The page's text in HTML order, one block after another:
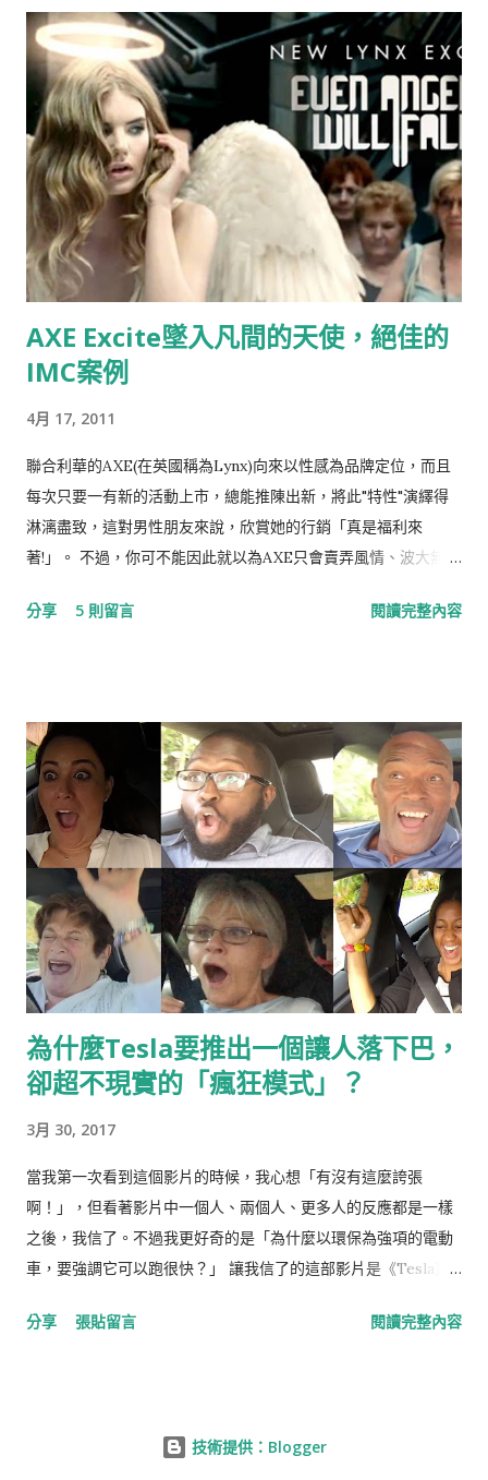
子時有所聞，但想不到走到21世紀的今天，台灣還存有如此明目
張膽，不尊重創意，毫不掩飾的整碗捧去的公司，這已經不是
“偷”，而是“搶劫”！ ▲ 資料來源：Now News 記者：彭夢竺 。
標題：世界最小咖啡館在電梯裡
AXE Excite墜入凡間的天使，絕佳的
IMC案例
4月 17, 2011
聯合利華的AXE(在英國稱為Lynx)向來以性感為品牌定位，而且
每次只要一有新的活動上市，總能推陳出新，將此"特性"演繹得
淋漓盡致，這對男性朋友來說，欣賞她的行銷「真是福利來
著!」。 不過，你可不能因此就以為AXE只會賣弄風情、波大無
力一流，更可堪稱業界翹楚，就讓我們一起看下去。
分享 5 則留言 閱讀完整內容
為什麼Tesla要推出一個讓人落下巴，
卻超不現實的「瘋狂模式」？
3月 30, 2017
當我第一次看到這個影片的時候，我心想「有沒有這麼誇張
啊！」，但看著影片中一個人、兩個人、更多人的反應都是一樣
之後，我信了。不過我更好奇的是「為什麼以環保為強項的電動
車，要強調它可以跑很快？」 讓我信了的這部影片是《Tesla》
Insane Mode」的側拍試乘影片，這個如它名字所言的模式，可
看看有沒有反應比較“平靜”的，結果找到了這部由Tesla創辦人
分享 張貼留言 閱讀完整內容
技術提供：Blogger